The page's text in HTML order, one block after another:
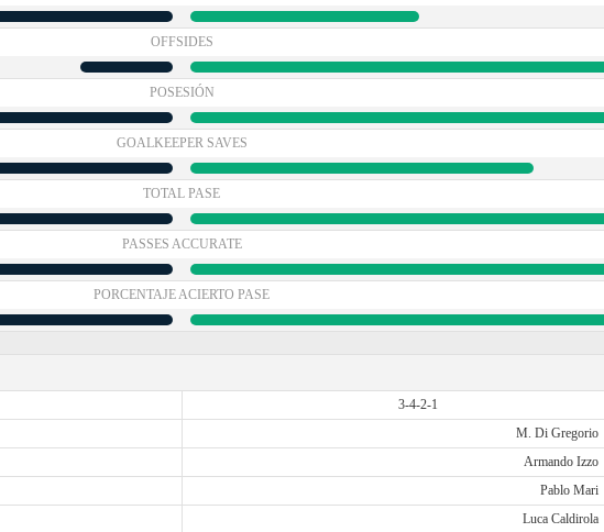
OFFSIDES
POSESIÓN
GOALKEEPER SAVES
TOTAL PASE
PASSES ACCURATE
PORCENTAJE ACIERTO PASE
3-4-2-1
M. Di Gregorio
Armando Izzo
Pablo Mari
Luca Caldirola